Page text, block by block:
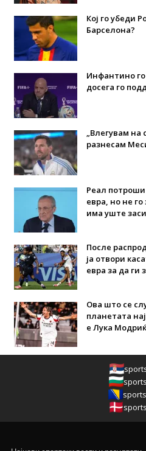
Кој го убеди
Барселона?
Инфантино го
досега го
„Влегувам на
разнесам
Реал
евра, но не
има уште
После
ја отвори
евра за да ги
Ова што се
планетата
е Лука Модриќ